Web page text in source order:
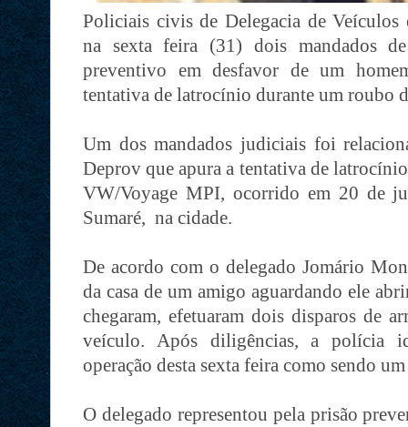
Policiais civis de Delegacia de
na sexta feira (31) dois mandados
preventivo em desfavor de um
tentativa de latrocínio durante um roubo
Um dos mandados judiciais foi
Deprov que apura a tentativa de
VW/Voyage MPI, ocorrido em 20 de
Sumaré, na cidade.
De acordo com o delegado Jomário
da casa de um amigo aguardando ele
chegaram, efetuaram dois disparos de
veículo. Após diligências, a polícia
operação desta sexta feira como sendo
O delegado representou pela prisão